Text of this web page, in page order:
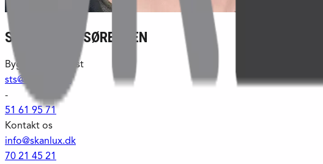
SIMON TERP SØRENSEN
Byggeleder - Vest
sts@skanlux.dk
-
51 61 95 71
Kontakt os
info@skanlux.dk
70 21 45 21